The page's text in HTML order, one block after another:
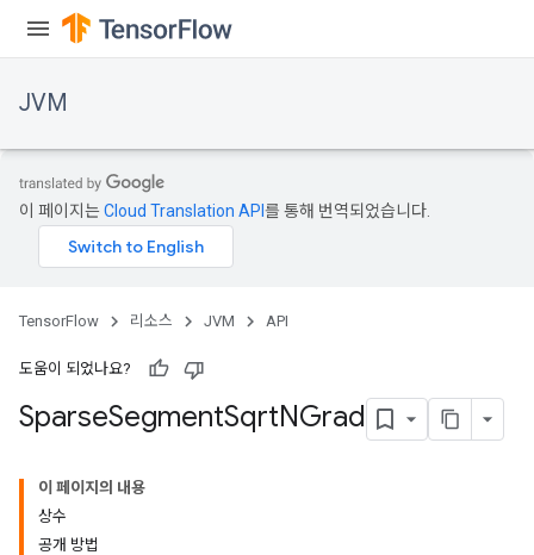
JVM
이 페이지는Cloud Translation API 를 통해 번역되었습니다.
TensorFlow 리소스 JVM API
도움이 되었나요?
SparseSegmentSqrtNGrad
이 페이지의 내용
상수
공개 방법